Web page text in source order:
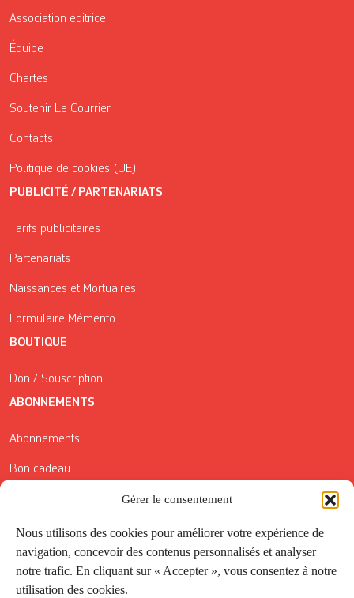
Gérer le consentement
Nous utilisons des cookies pour améliorer votre expérience de
navigation, concevoir des contenus personnalisés et analyser
notre trafic. En cliquant sur « Accepter », vous consentez à notre
utilisation des cookies.
Association éditrice
Équipe
Chartes
Soutenir Le Courrier
Contacts
Politique de cookies (UE)
PUBLICITÉ / PARTENARIATS
Tarifs publicitaires
Partenariats
Naissances et Mortuaires
Formulaire Mémento
BOUTIQUE
Don / Souscription
ABONNEMENTS
Abonnements
Bon cadeau
Conditions générales de vente
Réductions de la Carte Côté Courrier
Application